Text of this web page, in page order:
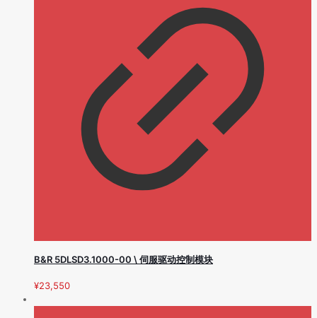
B&R 5DLSD3.1000-00 \ 伺服驱动控制模块
¥23,550